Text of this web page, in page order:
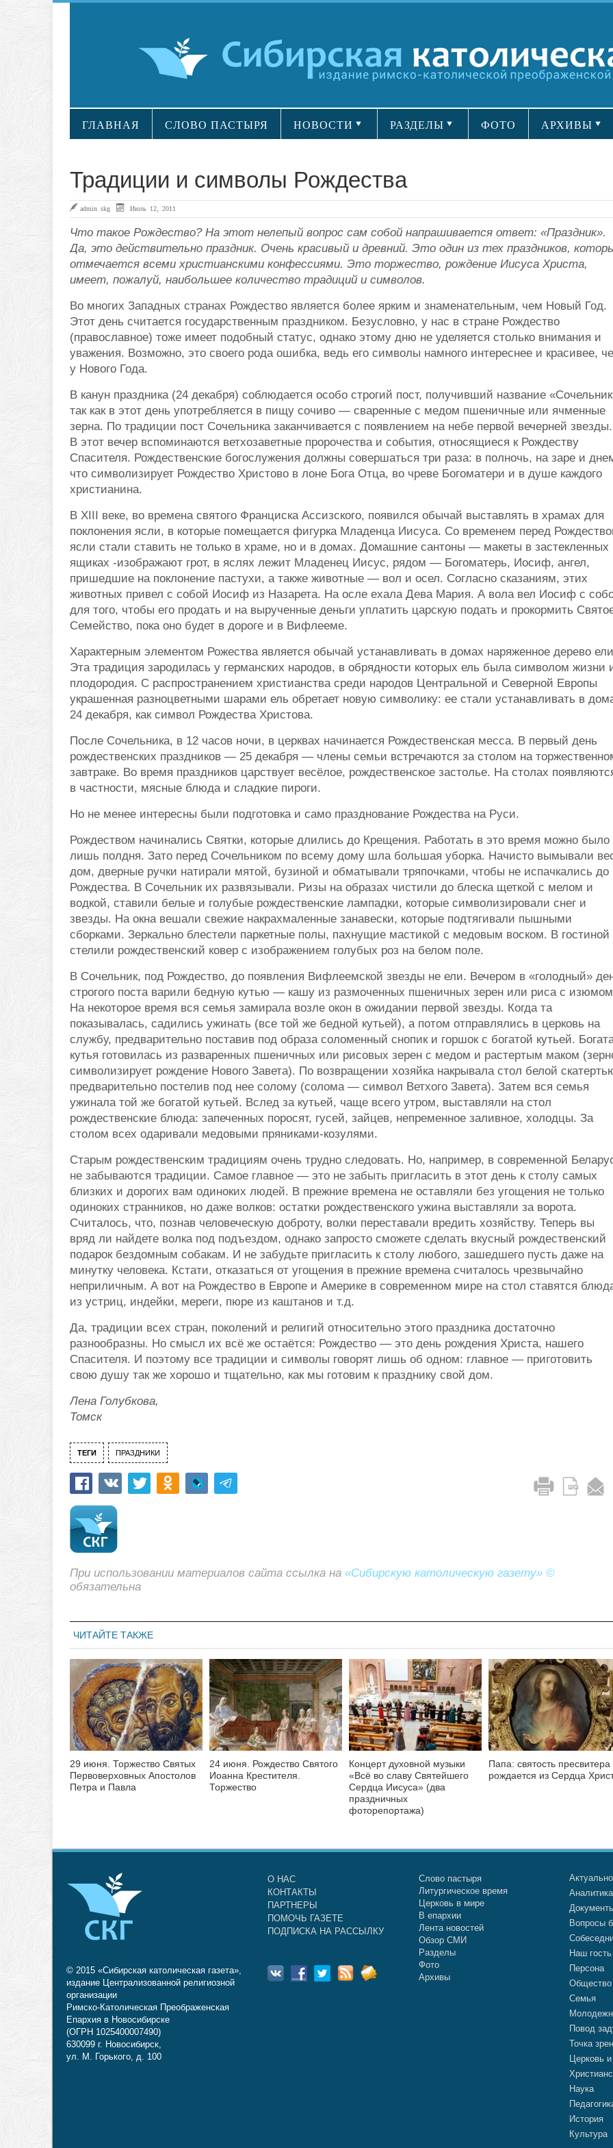
ГЛАВНАЯ СЛОВО ПАСТЫРЯ НОВОСТИ РАЗДЕЛЫ ФОТО АРХИВЫ
Традиции и символы Рождества
admin skg Июль 12, 2011
Что такое Рождество? На этот нелепый вопрос сам собой напрашивается ответ: «Праздник».
Да, это действительно праздник. Очень красивый и древний. Это один из тех праздников,
отмечается всеми христианскими конфессиями. Это торжество, рождение Иисуса Христа,
имеет, пожалуй, наибольшее количество традиций и символов.
Во многих Западных странах Рождество является более ярким и знаменательным, чем Новый Год.
Этот день считается государственным праздником. Безусловно, у нас в стране Рождество
(православное) тоже имеет подобный статус, однако этому дню не уделяется столько внимания и
уважения. Возможно, это своего рода ошибка, ведь его символы намного интереснее и красивее,
у Нового Года.
В канун праздника (24 декабря) соблюдается особо строгий пост, получивший название
так как в этот день употребляется в пищу сочиво — сваренные с медом пшеничные или ячменные
зерна. По традиции пост Сочельника заканчивается с появлением на небе первой вечерней звезды.
В этот вечер вспоминаются ветхозаветные пророчества и события, относящиеся к Рождеству
Спасителя. Рождественские богослужения должны совершаться три раза: в полночь, на заре и
что символизирует Рождество Христово в лоне Бога Отца, во чреве Богоматери и в душе каждого
христианина.
В XIII веке, во времена святого Франциска Ассизского, появился обычай выставлять в храмах для
поклонения ясли, в которые помещается фигурка Младенца Иисуса. Со временем перед
ясли стали ставить не только в храме, но и в домах. Домашние сантоны — макеты в застекленных
ящиках -изображают грот, в яслях лежит Младенец Иисус, рядом — Богоматерь, Иосиф, ангел,
пришедшие на поклонение пастухи, а также животные — вол и осел. Согласно сказаниям, этих
животных привел с собой Иосиф из Назарета. На осле ехала Дева Мария. А вола вел Иосиф с
для того, чтобы его продать и на вырученные деньги уплатить царскую подать и прокормить
Семейство, пока оно будет в дороге и в Вифлееме.
Характерным элементом Рожества является обычай устанавливать в домах наряженное дерево
Эта традиция зародилась у германских народов, в обрядности которых ель была символом жизни
плодородия. С распространением христианства среди народов Центральной и Северной Европы
украшенная разноцветными шарами ель обретает новую символику: ее стали устанавливать в
24 декабря, как символ Рождества Христова.
После Сочельника, в 12 часов ночи, в церквах начинается Рождественская месса. В первый день
рождественских праздников — 25 декабря — члены семьи встречаются за столом на
завтраке. Во время праздников царствует весёлое, рождественское застолье. На столах
в частности, мясные блюда и сладкие пироги.
Но не менее интересны были подготовка и само празднование Рождества на Руси.
Рождеством начинались Святки, которые длились до Крещения. Работать в это время можно было
лишь полдня. Зато перед Сочельником по всему дому шла большая уборка. Начисто вымывали
дом, дверные ручки натирали мятой, бузиной и обматывали тряпочками, чтобы не испачкались до
Рождества. В Сочельник их развязывали. Ризы на образах чистили до блеска щеткой с мелом и
водкой, ставили белые и голубые рождественские лампадки, которые символизировали снег и
звезды. На окна вешали свежие накрахмаленные занавески, которые подтягивали пышными
сборками. Зеркально блестели паркетные полы, пахнущие мастикой с медовым воском. В гостиной
стелили рождественский ковер с изображением голубых роз на белом поле.
В Сочельник, под Рождество, до появления Вифлеемской звезды не ели. Вечером в «голодный»
строгого поста варили бедную кутью — кашу из размоченных пшеничных зерен или риса с
На некоторое время вся семья замирала возле окон в ожидании первой звезды. Когда та
показывалась, садились ужинать (все той же бедной кутьей), а потом отправлялись в церковь на
службу, предварительно поставив под образа соломенный снопик и горшок с богатой кутьей.
кутья готовилась из разваренных пшеничных или рисовых зерен с медом и растертым маком
символизирует рождение Нового Завета). По возвращении хозяйка накрывала стол белой
предварительно постелив под нее солому (солома — символ Ветхого Завета). Затем вся семья
ужинала той же богатой кутьей. Вслед за кутьей, чаще всего утром, выставляли на стол
рождественские блюда: запеченных поросят, гусей, зайцев, непременное заливное, холодцы. За
столом всех одаривали медовыми пряниками-козулями.
Старым рождественским традициям очень трудно следовать. Но, например, в современной
не забываются традиции. Самое главное — это не забыть пригласить в этот день к столу самых
близких и дорогих вам одиноких людей. В прежние времена не оставляли без угощения не только
одиноких странников, но даже волков: остатки рождественского ужина выставляли за ворота.
Считалось, что, познав человеческую доброту, волки переставали вредить хозяйству. Теперь вы
вряд ли найдете волка под подъездом, однако запросто сможете сделать вкусный рождественский
подарок бездомным собакам. И не забудьте пригласить к столу любого, зашедшего пусть даже на
минутку человека. Кстати, отказаться от угощения в прежние времена считалось чрезвычайно
неприличным. А вот на Рождество в Европе и Америке в современном мире на стол ставятся
из устриц, индейки, мереги, пюре из каштанов и т.д.
Да, традиции всех стран, поколений и религий относительно этого праздника достаточно
разнообразны. Но смысл их всё же остаётся: Рождество — это день рождения Христа, нашего
Спасителя. И поэтому все традиции и символы говорят лишь об одном: главное — приготовить
свою душу так же хорошо и тщательно, как мы готовим к празднику свой дом.
Лена Голубкова,
Томск
ТЕГИ ПРАЗДНИКИ
При использовании материалов сайта ссылка на «Сибирскую католическую газету» ©
обязательна
ЧИТАЙТЕ ТАКЖЕ
29 июня. Торжество Святых
Первоверховных Апостолов
Петра и Павла
24 июня. Рождество Святого
Иоанна Крестителя.
Торжество
Концерт духовной музыки
«Всё во славу Святейшего
Сердца Иисуса» (два
праздничных
фоторепортажа)
Папа: святость пресвитера
рождается из Сердца
© 2015 «Сибирская католическая газета»,
издание Централизованной религиозной
организации
Римско-Католическая Преображенская
Епархия в Новосибирске
(ОГРН 1025400007490)
630099 г. Новосибирск,
ул. М. Горького, д. 100
О НАС
КОНТАКТЫ
ПАРТНЕРЫ
ПОМОЧЬ ГАЗЕТЕ
ПОДПИСКА НА РАССЫЛКУ
Слово пастыря
Литургическое время
Церковь в мире
В епархии
Лента новостей
Обзор СМИ
Разделы
Фото
Архивы
Актуально
Аналитика
Вопросы
Наш гость
Персона
Общество
Семья
Повод
Точка
Церковь
Наука
История
Культура